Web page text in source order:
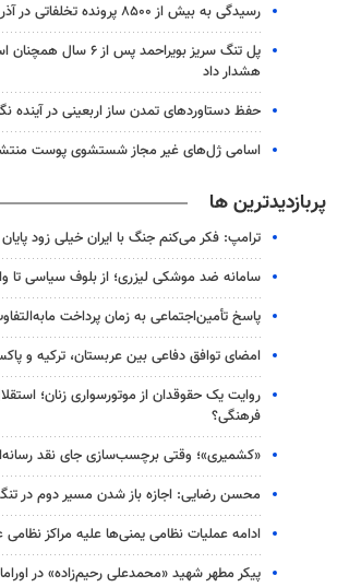
رسیدگی به بیش از ۸۵۰۰ پرونده تخلفاتی در آذربایجان غربی
پل تنگ سریز بویراحمد پس
هشدار داد
حفظ دستاوردهای تمدن ساز اربعینی در آینده
اسامی ژل‌های غیر مجاز شستشوی پوست
پربازدیدترین ها
ترامپ: فکر می‌کنم جنگ با ایران خیلی زود
سامانه ضد موشکی لیزری؛ از بلوف سیاسی تا
پاسخ تأمین‌اجتماعی به زمان پرداخت
امضای توافق دفاعی بین عربستان، ترکیه و
روایت یک حقوقدان از موتورسواری زنان؛
فرهنگی؟
«کشمیری»؛ وقتی برچسب‌سازی جای نقد
محسن رضایی: اجازه باز شدن مسیر دوم در
ادامه عملیات نظامی یمنی‌ها علیه مراکز نظامی
پیکر مطهر شهید «محمدعلی رحیم‌زاده» در